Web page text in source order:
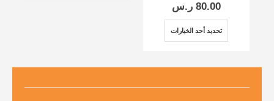
80.00 ر.س
تحديد أحد الخيارات